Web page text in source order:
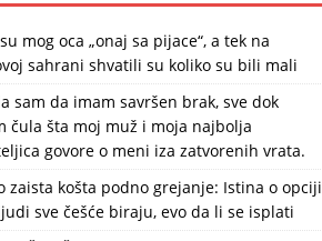
mog oca „onaj sa pijace“, a tek na
sahrani shvatili su koliko su bili mali
sam da imam savršen brak, sve dok
čula šta moj muž i moja najbolja
govore o meni iza zatvorenih vrata.
zaista košta podno grejanje: Istina o opciji
sve češće biraju, evo da li se isplati